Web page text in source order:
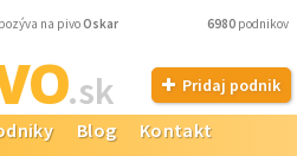
na pivoOskar 6980 podnikov
.sk Pridaj podnik
Blog
Kontakt